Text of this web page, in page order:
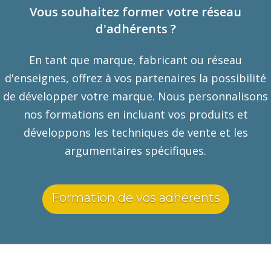
Vous souhaitez former votre réseau
d'adhérents ?
En tant que marque, fabricant ou réseau
d'enseignes, offrez à vos partenaires la possibilité
de développer votre marque. Nous personnalisons
nos formations en incluant vos produits et
développons les techniques de vente et les
argumentaires spécifiques.
Formation de vos adhérents